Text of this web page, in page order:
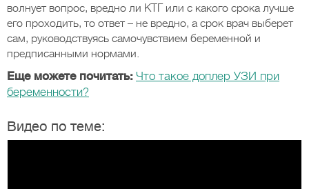
волнует вопрос, вредно ли КТГ или с какого срока лучше
его проходить, то ответ – не вредно, а срок врач выберет
сам, руководствуясь самочувствием беременной и
предписанными нормами.
Еще можете почитать: Что такое доплер УЗИ при
беременности?
Видео по теме: